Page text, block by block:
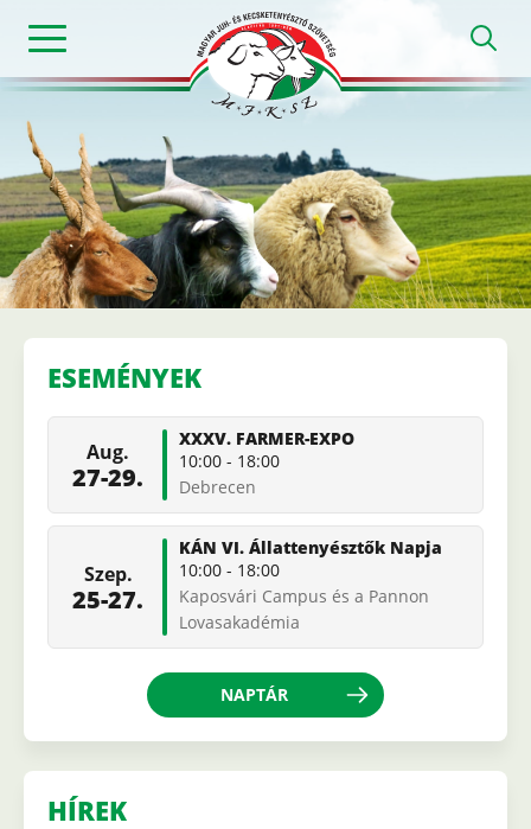
Magyar
Juh-
és
Szövetség
ESEMÉNYEK
NAPTÁR
Aug.
27-29.
XXXV. FARMER-EXPO
10:00 - 18:00
Debrecen
Szep.
25-27.
KÁN VI. Állattenyésztők Napja
10:00 - 18:00
Kaposvári Campus és a Pannon
Lovasakadémia
HÍREK